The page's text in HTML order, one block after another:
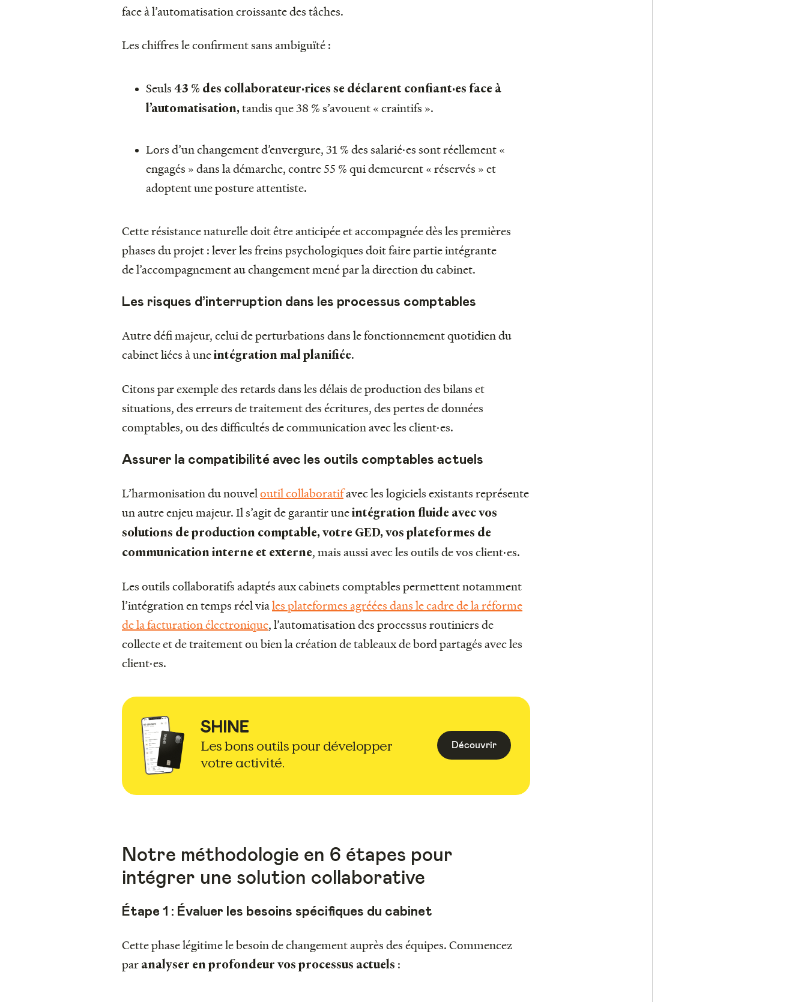
face à l’automatisation croissante des tâches.
Les chiffres le confirment sans ambiguïté :
Seuls 43 % des collaborateur·rices se déclarent confiant·es face à
l’automatisation,tandis que 38 % s’avouent « craintifs ».
Lors d’un changement d’envergure, 31 % des salarié·es sont réellement «
engagés » dans la démarche, contre 55 % qui demeurent « réservés » et
adoptent une posture attentiste.
Cette résistance naturelle doit être anticipée et accompagnée dès les premières
phases du projet : lever les freins psychologiques doit faire partie intégrante
de l’accompagnement au changement mené par la direction du cabinet.
Les risques d’interruption dans les processus comptables
Autre défi majeur, celui de perturbations dans le fonctionnement quotidien du
cabinet liées à uneintégration mal planifiée.
Citons par exemple des retards dans les délais de production des bilans et
situations, des erreurs de traitement des écritures, des pertes de données
comptables, ou des difficultés de communication avec les client·es.
Assurer la compatibilité avec les outils comptables actuels
L’harmonisation du nouveloutil collaboratifavec les logiciels existants représente
un autre enjeu majeur. Il s’agit de garantir uneintégration fluide avec vos
solutions de production comptable, votre GED, vos plateformes de
communication interne et externe, mais aussi avec les outils de vos client·es.
Les outils collaboratifs adaptés aux cabinets comptables permettent notamment
l’intégration en temps réel viales plateformes agréées dans le cadre de la réforme
de la facturation électronique, l’automatisation des processus routiniers de
collecte et de traitement ou bien la création de tableaux de bord partagés avec les
client·es.
Les bons outils pour développer
votre activité.
Découvrir
Notre méthodologie en 6 étapes pour
intégrer une solution collaborative
Étape 1 : Évaluer les besoins spécifiques du cabinet
Cette phase légitime le besoin de changement auprès des équipes. Commencez
par analyser en profondeur vos processus actuels :